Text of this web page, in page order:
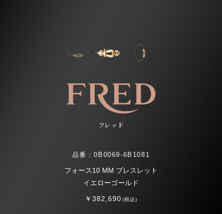
フレッド
品番：0B0069-6B1081
フォース10 MM ブレスレット
イエローゴールド
￥382,690(税込)